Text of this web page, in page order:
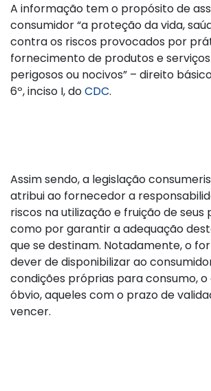
A informação tem o propósito de
consumidor “a proteção da vida,
contra os riscos provocados por
fornecimento de produtos e
perigosos ou nocivos” – direito
6º, inciso I, doCDC.
Assim sendo, a legislação
atribui ao fornecedor a
riscos na utilização e fruição de
como por garantir a adequação
que se destinam. Notadamente, o
dever de disponibilizar ao
condições próprias para consumo, o
óbvio, aqueles com o prazo de
vencer.